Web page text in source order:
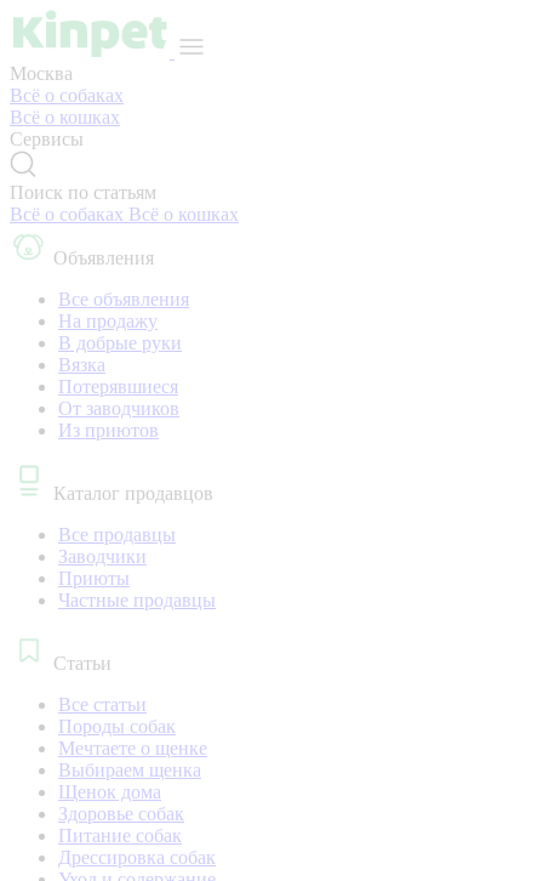
Москва
Всё о собаках
Всё о кошках
Сервисы
Поиск по статьям
Всё о собаках Всё о кошках
Объявления
Все объявления
На продажу
В добрые руки
Вязка
Потерявшиеся
От заводчиков
Из приютов
Каталог продавцов
Все продавцы
Заводчики
Приюты
Частные продавцы
Статьи
Все статьи
Породы собак
Мечтаете о щенке
Выбираем щенка
Щенок дома
Здоровье собак
Питание собак
Дрессировка собак